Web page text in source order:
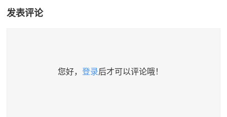
发表评论
您好， 登录后才可以评论哦！